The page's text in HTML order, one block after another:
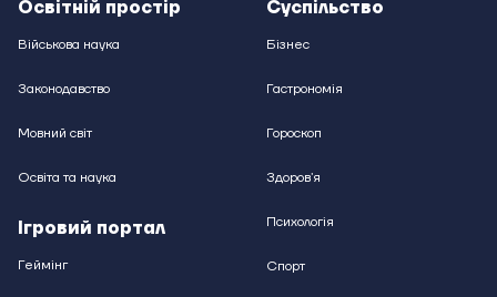
Освітній простір
Військова наука
Законодавство
Мовний світ
Освіта та наука
Ігровий портал
Геймінг
Суспільство
Бізнес
Гастрономія
Гороскоп
Здоровʼя
Психологія
Спорт